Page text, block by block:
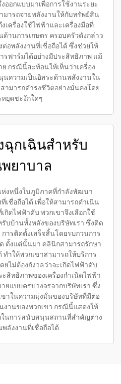
งออกแบบมาเพื่อการใช้งานระยะ
มารถจ่ายพลังงานให้กับทรัพย์สิน
เครื่องใช้ไฟฟ้าและเครื่องมือที่
ด้านการเกษตร ครอบครัวดังกล่าว
อพลังงานที่เชื่อถือได้ ซึ่งช่วยให้
รฟาร์มได้อย่างมีประสิทธิภาพ แม้
ย กรณีนี้สะท้อนให้เห็นว่าเครื่อง
นความเป็นอิสระด้านพลังงานใน
มารถดำรงชีวิตอย่างมั่นคงโดย
หยุดชะงักใดๆ
ฉุกเฉินสำหรับ
ยาบาล
งหนึ่งในภูมิภาคที่กำลังพัฒนา
เชื่อถือได้ เพื่อให้สามารถดำเนิน
กิดไฟฟ้าดับ พวกเขาจึงเลือกใช้
รับบ้านทั้งหลังของบริษัทเรา ซึ่งติด
การติดตั้งเสร็จสิ้นโดยรบกวนการ
ตั้งแต่นั้นมา คลินิกสามารถรักษา
ทำให้พวกเขาสามารถให้บริการ
ยไม่ต้องกังวลว่าจะเกิดไฟฟ้าดับ
สิทธิภาพของเครื่องกำเนิดไฟฟ้า
แบบครบวงจรจากบริษัทเรา ซึ่ง
ขาในความมุ่งมั่นของบริษัทที่มีต่อ
งานของพวกเขา กรณีนี้แสดงให้
ในการสนับสนุนสถานที่สำคัญต่าง
ลังงานที่เชื่อถือได้